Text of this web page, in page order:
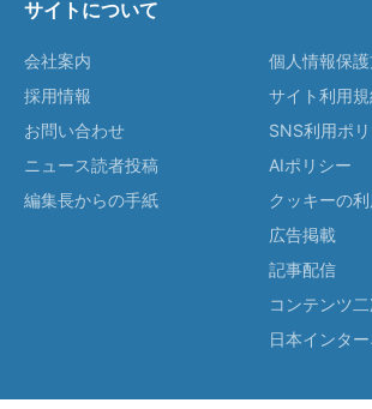
サイトについて
会社案内
採用情報
お問い合わせ
ニュース読者投稿
編集長からの手紙
個人情報保
サイト利用規
SNS利用ポ
AIポリシー
クッキーの
広告掲載
記事配信
コンテンツ
日本インタ